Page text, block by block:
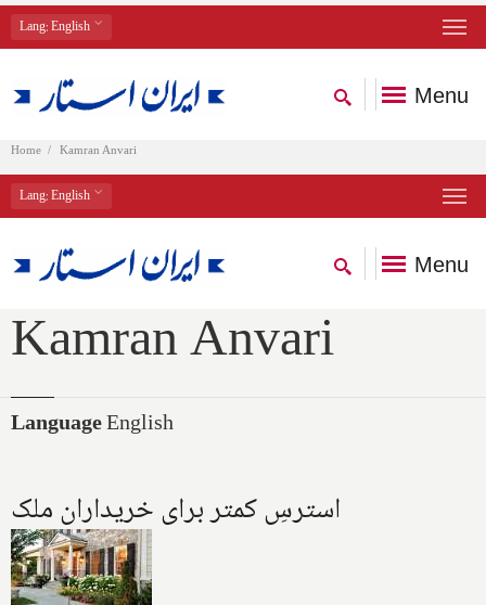
Lang: English
Menu
Home Kamran Anvari
Lang: English
Menu
Kamran Anvari
LanguageEnglish
استرسِ کمتر براى خريداران ملک